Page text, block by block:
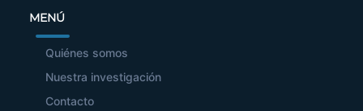
MENÚ
Quiénes somos
Nuestra investigación
Contacto